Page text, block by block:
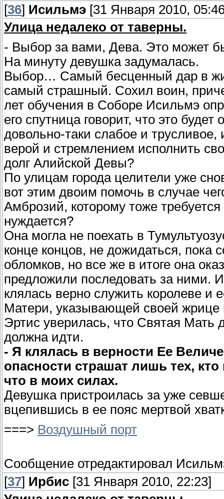
[36] Исильмэ [31 Января 2010,
Улица недалеко от таверны.
- Выбор за вами, Дева. Это может
На минуту девушка задумалась.
Выбор… Самый бесценный дар в
самый страшный. Сохил воин,
лет обучения в Соборе Исильмэ
его спутница говорит, что это
довольно-таки слабое и трусливое,
верой и стремлением исполнить
долг Алийской Девы?
По улицам города целители уже
вот этим двоим помочь в случае
Амброзий, которому тоже
нуждается?
Она могла не поехать в
конце концов, не дожидаться,
обломков, но все же в итоге она
предложили последовать за ними.
клялась верно служить королеве и
Матери, указывающей своей жрице
Эртис уверилась, что Святая Мать
должна идти.
- Я клялась в верности Ее
опасности страшат лишь тех,
что в моих силах.
Девушка пристроилась за уже
вцепившись в ее пояс мертвой
===> Воздушный порт
Сообщение отредактировал
[37] Ирбис [31 Января 2010, 22:23]